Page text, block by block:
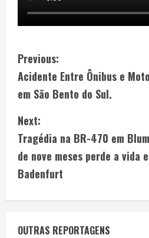
Previous:
Acidente Entre Ônibus e
em São Bento do Sul.
Next:
Tragédia na BR-470 em
de nove meses perde a vida
Badenfurt
OUTRAS REPORTAGENS